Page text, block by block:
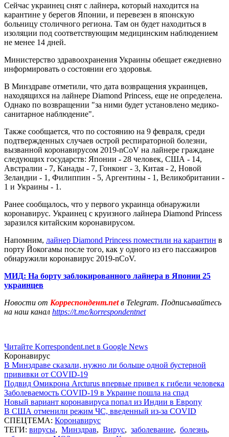
Сейчас украинец снят с лайнера, который находится на
карантине у берегов Японии, и перевезен в японскую
больницу столичного региона. Там он будет находиться в
изоляции под соответствующим медицинским наблюдением
не менее 14 дней.
Министерство здравоохранения Украины обещает ежедневно
информировать о состоянии его здоровья.
В Минздраве отметили, что дата возвращения украинцев,
находящихся на лайнере Diamond Princess, еще не определена.
Однако по возвращении "за ними будет установлено медико-
санитарное наблюдение".
Также сообщается, что по состоянию на 9 февраля, среди
подтвержденных случаев острой респираторной болезни,
вызванной коронавирусом 2019-nCoV на лайнере граждане
следующих государств: Японии - 28 человек, США - 14,
Австралии - 7, Канады - 7, Гонконг - 3, Китая - 2, Новой
Зеландии - 1, Филиппин - 5, Аргентины - 1, Великобритании -
1 и Украины - 1.
Ранее сообщалось, что у первого украинца обнаружили
коронавирус. Украинец с круизного лайнера Diamond Princess
заразился китайским коронавирусом.
Напомним, лайнер Diamond Princess поместили на карантин в
порту Йокогамы после того, как у одного из его пассажиров
обнаружили коронавирус 2019-nCoV.
МИД: На борту заблокированного лайнера в Японии 25
украинцев
Новости от Корреспондент.netв Telegram. Подписывайтесь
на наш канал https://t.me/korrespondentnet
Читайте Korrespondent.net в Google News
Коронавирус
В Минздраве сказали, нужно ли больше одной бустерной
прививки от COVID-19
Подвид Омикрона Arcturus впервые привел к гибели человека
Заболеваемость COVID-19 в Украине пошла на спад
Новый вариант коронавируса попал из Индии в Европу
В США отменили режим ЧС, введенный из-за COVID
СПЕЦТЕМА: Коронавирус
ТЕГИ: вирусы, Минздрав, Вирус, заболевание, болезнь,